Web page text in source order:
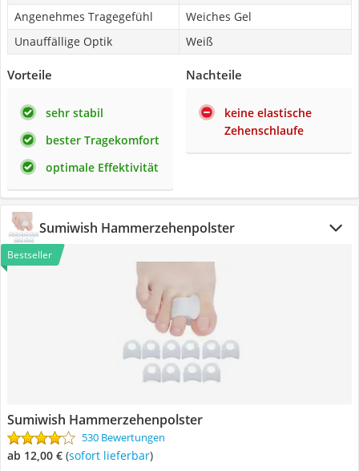
Angenehmes Tragegefühl
Weiches Gel
Unauffällige Optik
Weiß
Vorteile
sehr stabil
bester Tragekomfort
optimale Effektivität
Nachteile
keine elastische
Zehenschlaufe
Sumiwish Hammerzehenpolster
Bestseller
Sumiwish Hammerzehenpolster
530 Bewertungen
ab 12,00 € ( Sofort lieferbar)